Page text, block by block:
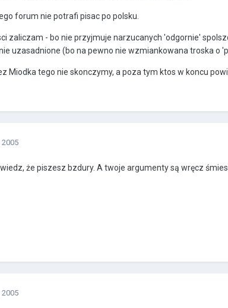
forum nie potrafi pisac po polsku.
zaliczam - bo nie przyjmuje narzucanych 'odgornie'
uzasadnione (bo na pewno nie wzmiankowana troska o
Miodka tego nie skonczymy, a poza tym ktos w koncu
wiedz, że piszesz bzdury. A twoje argumenty są wręcz